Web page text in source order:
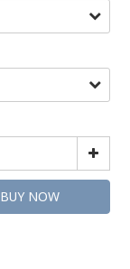
BUY NOW